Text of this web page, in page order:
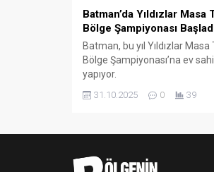
Batman’da Yıldızlar Masa
Bölge Şampiyonası
Batman, bu yıl Yıldızlar Masa
Bölge Şampiyonası’na ev
yapıyor.
31.10.2025 0 39